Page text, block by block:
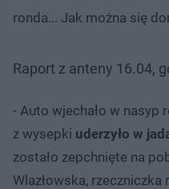
ronda... Jak można się
Raport z anteny 16.04,
- Auto wjechało w nasyp
z wysepki uderzyło w
zostało zepchnięte na
Wlazłowska,